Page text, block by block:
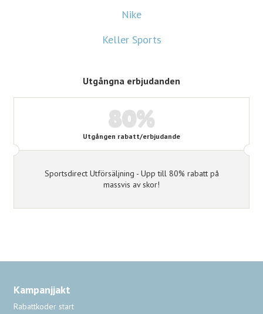
Nike
Keller Sports
Utgångna erbjudanden
80%
Utgången rabatt/erbjudande
Sportsdirect Utförsäljning - Upp till 80% rabatt på
massvis av skor!
Kampanjjakt
Rabattkoder start